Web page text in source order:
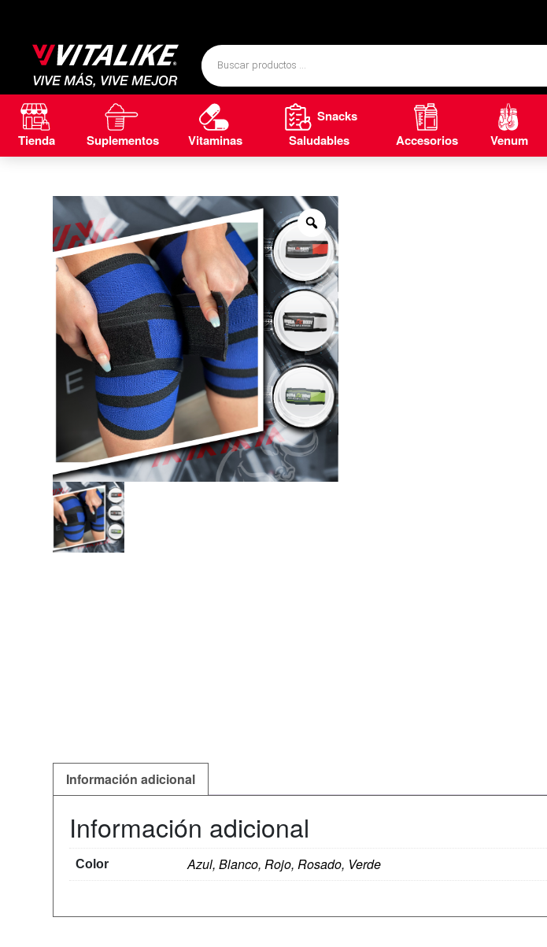
Tienda Suplementos Vitaminas
Snacks
Saludables
Accesorios Venum
Información adicional
Información adicional
Color Azul, Blanco, Rojo, Rosado, Verde